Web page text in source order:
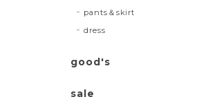
pants＆skirt
dress
good's
sale